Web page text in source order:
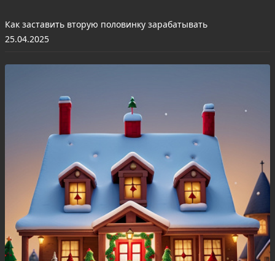
Как заставить вторую половинку зарабатывать
25.04.2025